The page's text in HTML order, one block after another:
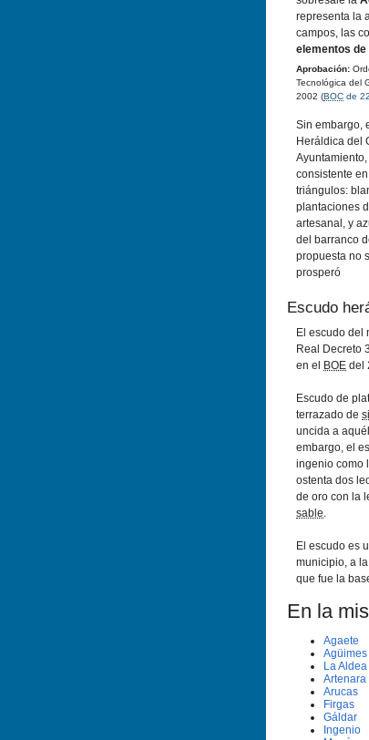
representa la
campos, las
elementos
Aprobación:
Tecnológica del
2002 (BOC de
Sin embargo,
Heráldica del
consistente
triángulos:
plantaciones
artesanal, y
del barranco
propuesta no
prosperó
Escudo
El escudo del
Real Decreto
en el
BOE del
Escudo de
terrazado de
uncida a
embargo, el
ingenio como
ostenta dos
de oro con la
sable.
El escudo es
municipio, a
que fue la
En la
Agaete
Agüimes
La
Artenara
Arucas
Firgas
Gáldar
Ingenio